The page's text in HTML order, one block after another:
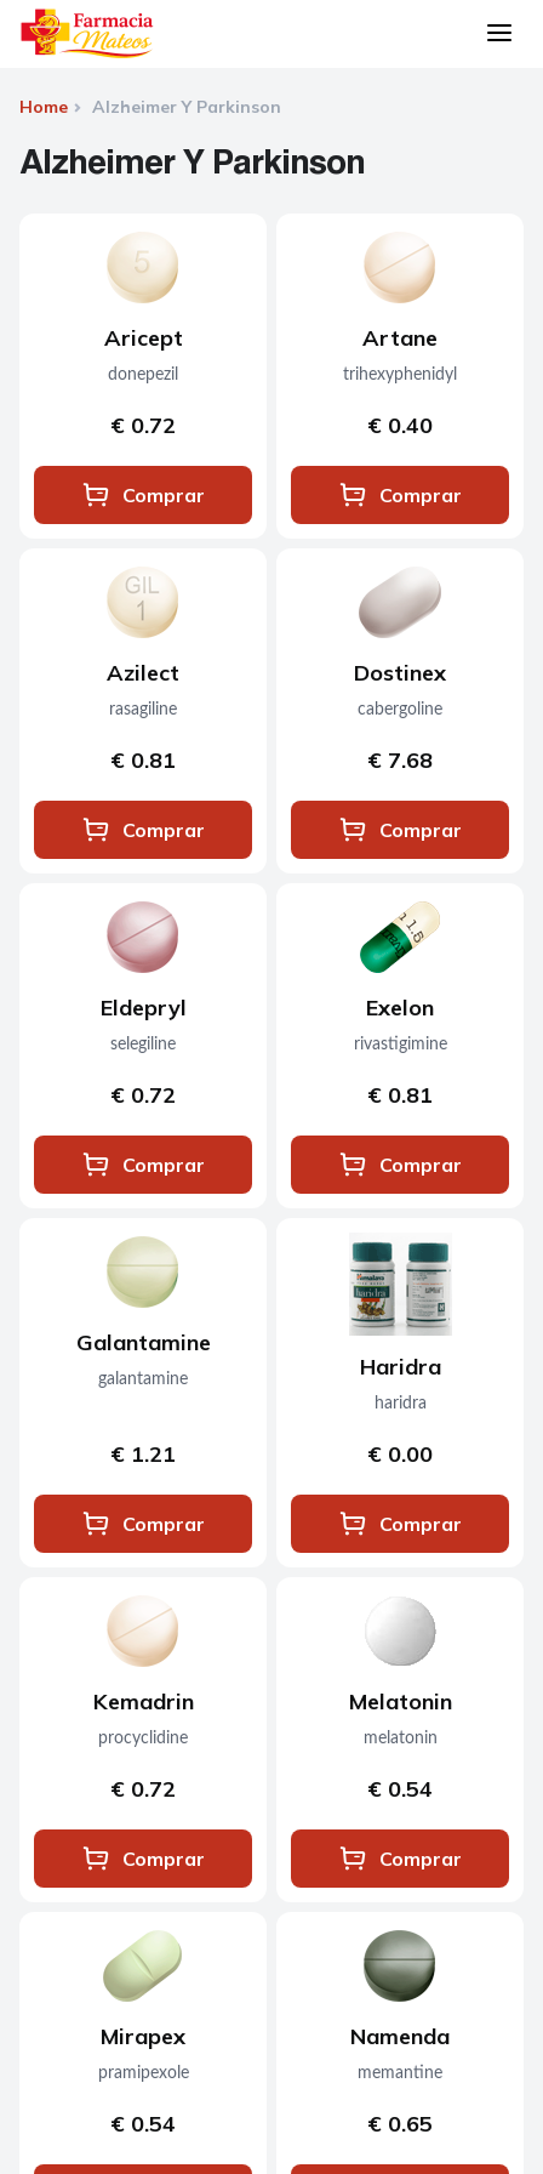
Home Alzheimer Y Parkinson
Alzheimer Y Parkinson
Aricept
donepezil
€ 0.72
Comprar
Artane
trihexyphenidyl
€ 0.40
Comprar
Azilect
rasagiline
€ 0.81
Comprar
Dostinex
cabergoline
€ 7.68
Comprar
Eldepryl
selegiline
€ 0.72
Comprar
Exelon
rivastigimine
€ 0.81
Comprar
Galantamine
galantamine
€ 1.21
Comprar
Haridra
haridra
€ 0.00
Comprar
Kemadrin
procyclidine
€ 0.72
Comprar
Melatonin
melatonin
€ 0.54
Comprar
Mirapex
pramipexole
€ 0.54
Namenda
memantine
€ 0.65